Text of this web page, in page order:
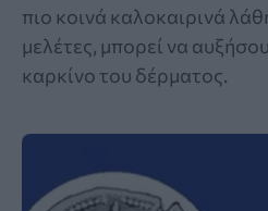
πιο κοινά καλοκαιρινά
μελέτες, μπορεί να
καρκίνο του δέρματος.